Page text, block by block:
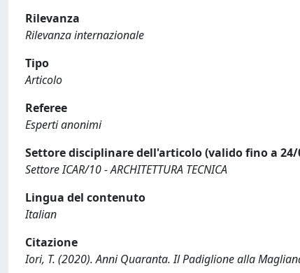
Rilevanza
Rilevanza internazionale
Tipo
Articolo
Referee
Esperti anonimi
Settore disciplinare dell'articolo (valido fino a 24/
Settore ICAR/10 - ARCHITETTURA TECNICA
Lingua del contenuto
Italian
Citazione
Iori, T. (2020). Anni Quaranta. Il Padiglione alla